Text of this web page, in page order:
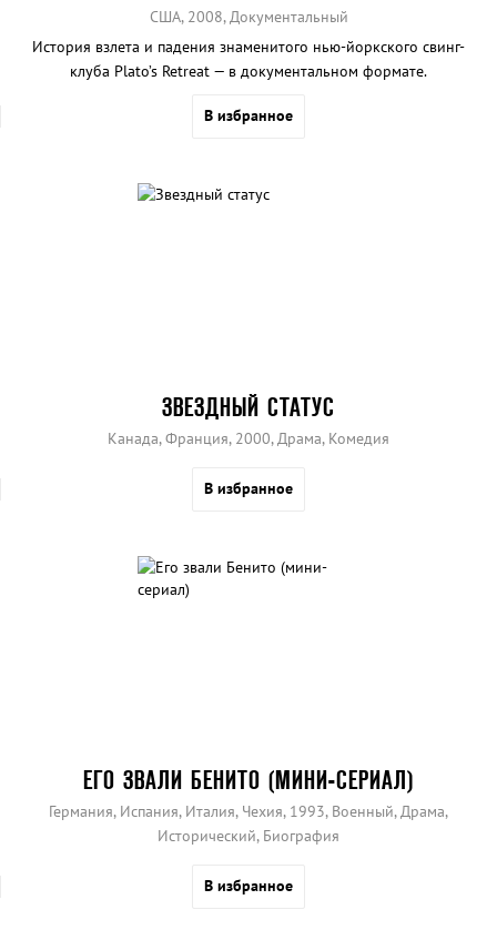
США, 2008, Документальный
История взлета и падения знаменитого нью-йоркского свинг-
клуба Plato’s Retreat — в документальном формате.
В избранное
ЗВЕЗДНЫЙ СТАТУС
Канада, Франция, 2000, Драма, Комедия
В избранное
ЕГО ЗВАЛИ БЕНИТО (МИНИ-СЕРИАЛ)
Германия, Испания, Италия, Чехия, 1993, Военный, Драма,
Исторический, Биография
В избранное